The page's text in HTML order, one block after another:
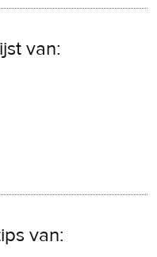
van:
van: